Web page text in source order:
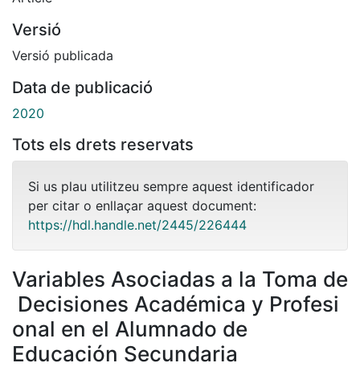
Versió
Versió publicada
Data de publicació
2020
Tots els drets reservats
Si us plau utilitzeu sempre aquest identificador
per citar o enllaçar aquest document:
https://hdl.handle.net/2445/226444
Variables Asociadas a la Toma de
Decisiones Académica y Profesi
onal en el Alumnado de
Educación Secundaria